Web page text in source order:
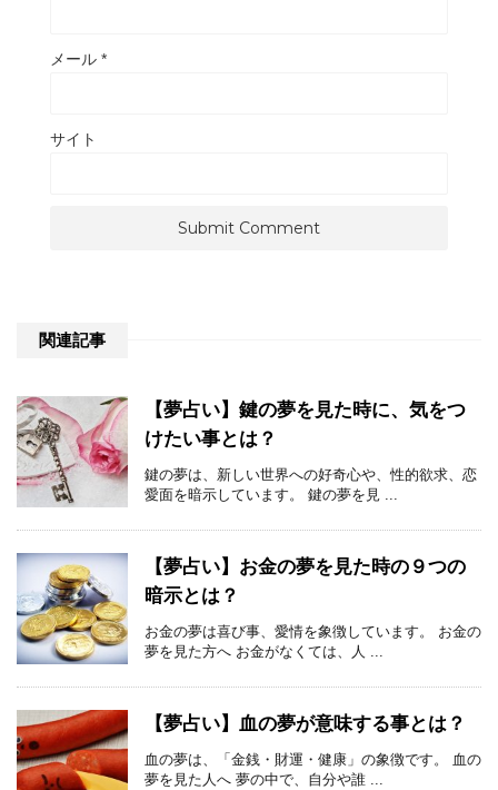
メール *
サイト
関連記事
【夢占い】鍵の夢を見た時に、気をつ
けたい事とは？
鍵の夢は、新しい世界への好奇心や、性的欲求、恋
愛面を暗示しています。 鍵の夢を見 ...
【夢占い】お金の夢を見た時の９つの
暗示とは？
お金の夢は喜び事、愛情を象徴しています。 お金の
夢を見た方へ お金がなくては、人 ...
【夢占い】血の夢が意味する事とは？
血の夢は、「金銭・財運・健康」の象徴です。 血の
夢を見た人へ 夢の中で、自分や誰 ...